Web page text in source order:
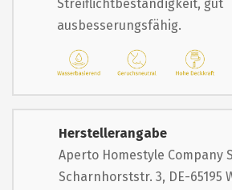
Streiflichtbeständigkeit, gut
ausbesserungsfähig.
Herstellerangabe
Aperto Homestyle Company
Scharnhorststr. 3, DE-65195